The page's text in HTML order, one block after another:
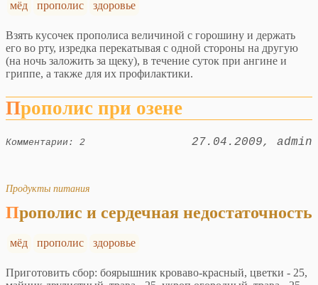
мёд прополис здоровье
Взять кусочек прополиса величиной с горошину и держать
его во рту, изредка перекатывая с одной стороны на другую
(на ночь заложить за щеку), в течение суток при ангине и
гриппе, а также для их профилактики.
Прополис при озене
Комментарии: 2 27.04.2009 admin
Продукты питания
Прополис и сердечная недостаточность
мёд прополис здоровье
Приготовить сбор: боярышник кроваво-красный, цветки - 25,